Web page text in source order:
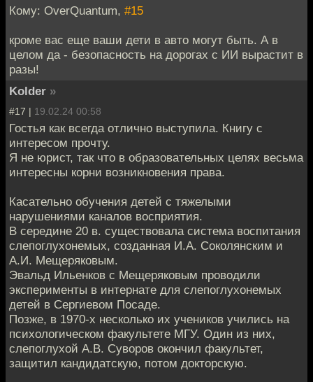
Кому: OverQuantum, #15
кроме вас еще ваши дети в авто могут быть. А в
целом да - безопасность на дорогах с ИИ вырастит в
разы!
Kolder »
#17 | 19.02.24 00:58
Гостья как всегда отлично выступила. Книгу с
интересом прочту.
Я не юрист, так что в образовательных целях весьма
интересны корни возникновения права.
Касательно обучения детей с тяжелыми
нарушениями каналов восприятия.
В середине 20 в. существовала система воспитания
слепоглухонемых, созданная И.А. Соколянским и
А.И. Мещеряковым.
Эвальд Ильенков с Мещеряковым проводили
эксперименты в интернате для слепоглухонемых
детей в Сергиевом Посаде.
Позже, в 1970-х несколько их учеников учились на
психологическом факультете МГУ. Один из них,
слепоглухой А.В. Суворов окончил факультет,
защитил кандидатскую, потом докторскую.